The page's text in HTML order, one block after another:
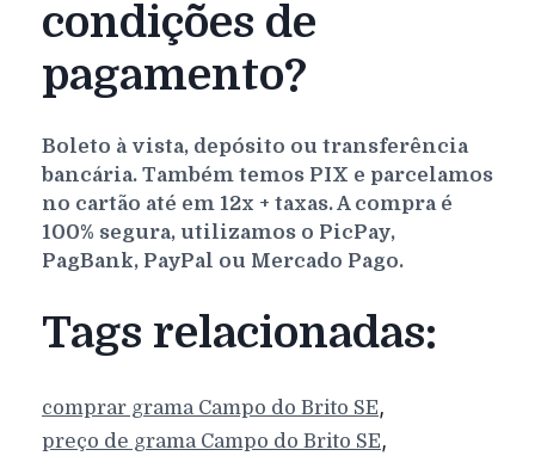
condições de
pagamento?
Boleto à vista, depósito ou transferência
bancária. Também temos PIX e parcelamos
no cartão até em 12x + taxas. A compra é
100% segura, utilizamos o PicPay,
PagBank, PayPal ou Mercado Pago.
Tags relacionadas:
comprar grama Campo do Brito SE,
preço de grama Campo do Brito SE,